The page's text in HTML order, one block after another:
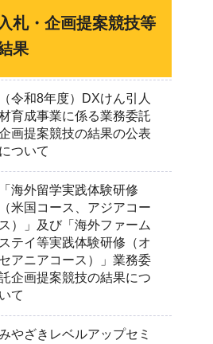
入札・企画提案競技等
果
（令和8年度）DXけん引人
育成事業に係る業務委託
画提案競技の結果の公表
について
「海外留学実践体験研修
（米国コース、アジアコー
ス）」及び「海外ファーム
ステイ等実践体験研修（オ
セアニアコース）」業務委
企画提案競技の結果につ
いて
やざきレベルアップセミ